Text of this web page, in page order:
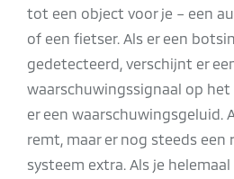
tot een object voor je – een
of een fietser. Als er een
gedetecteerd, verschijnt er
waarschuwingssignaal op
er een waarschuwingsgeluid.
remt, maar er nog steeds een
systeem extra. Als je